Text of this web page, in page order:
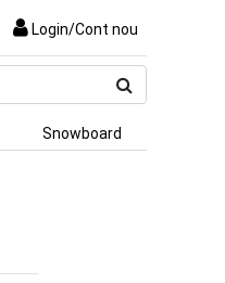
Login/Cont nou
produs
Snowboard